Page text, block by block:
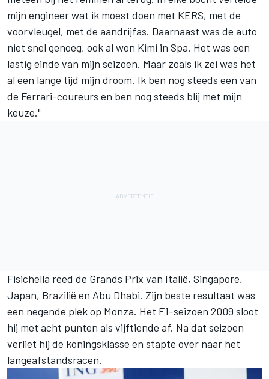
mijn engineer wat ik moest doen met KERS, met de
voorvleugel, met de aandrijfas. Daarnaast was de auto
niet snel genoeg, ook al won Kimi in Spa. Het was een
lastig einde van mijn seizoen. Maar zoals ik zei was het
al een lange tijd mijn droom. Ik ben nog steeds een van
de Ferrari-coureurs en ben nog steeds blij met mijn
keuze."
Fisichella reed de Grands Prix van Italië, Singapore,
Japan, Brazilië en Abu Dhabi. Zijn beste resultaat was
een negende plek op Monza. Het F1-seizoen 2009 sloot
hij met acht punten als vijftiende af. Na dat seizoen
verliet hij de koningsklasse en stapte over naar het
langeafstandsracen.